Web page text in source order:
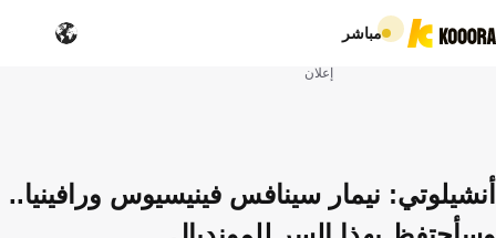
مباشر
إعلان
أنشيلوتي: نيمار سينافس فينيسيوس ورافينيا..